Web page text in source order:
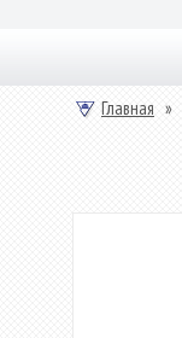
Главная »